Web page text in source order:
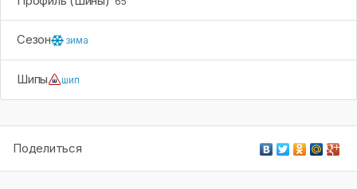
Сезон зима
Шипы шип
Поделиться